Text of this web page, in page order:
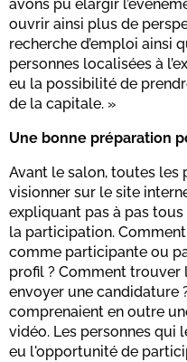
avons pu élargir
ouvrir ainsi plus de
recherche d’emploi ainsi
personnes localisées à
eu la possibilité de
de la capitale. »
Une bonne préparation
Avant le salon, toutes les
visionner sur le site
expliquant pas à pas
la participation.
comme participante ou
profil ? Comment trouver
envoyer une candidature
comprenaient en outre
vidéo. Les personnes qui
eu l'opportunité de